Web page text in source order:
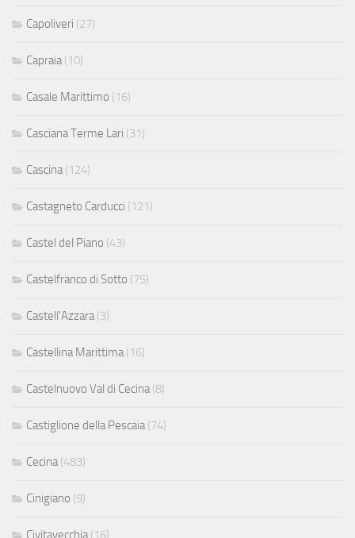
Capoliveri (27)
Capraia (10)
Casale Marittimo (16)
Casciana Terme Lari (31)
Cascina (124)
Castagneto Carducci (121)
Castel del Piano (43)
Castelfranco di Sotto (75)
Castell'Azzara (3)
Castellina Marittima (16)
Castelnuovo Val di Cecina (8)
Castiglione della Pescaia (74)
Cecina (483)
Cinigiano (9)
Civitavecchia (16)